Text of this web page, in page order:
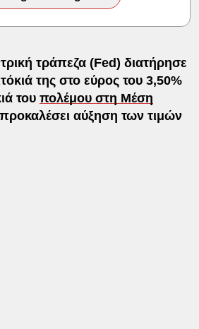
τράπεζα (Fed) διατήρησε
της στο εύρος του 3,50%
του πολέμου στη Μέση
αύξηση των τιμών